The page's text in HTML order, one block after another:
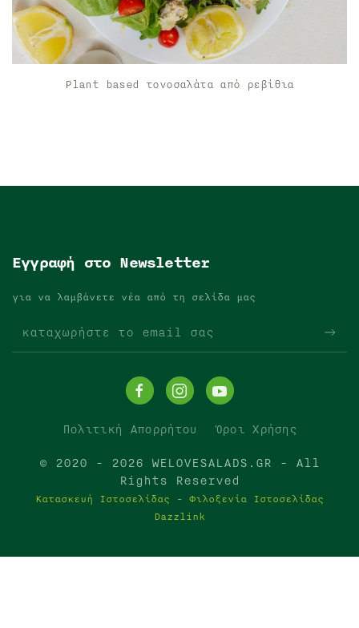
Plant based τονοσαλάτα από ρεβίθια
Εγγραφή στο Newsletter
για να λαμβάνετε νέα από τη σελίδα μας
Πολιτική Απορρήτου
Όροι Χρήσης
© 2020 - 2026 WELOVESALADS.GR - All
Rights Reserved
Κατασκευή Ιστοσελίδας - Φιλοξενία Ιστοσελίδας
Dazzlink